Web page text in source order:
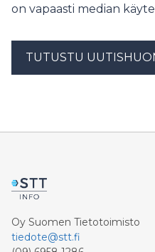
on vapaasti median
TUTUSTU
Oy Suomen Tietotoimisto
tiedote@stt.fi